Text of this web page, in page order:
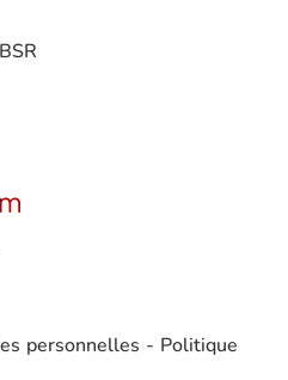
personnelles - Politique